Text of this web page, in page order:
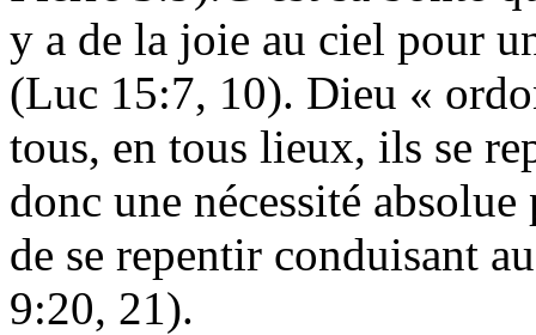
y a de la joie au ciel pour
(Luc 15:7, 10). Dieu «
tous, en tous lieux, ils se
donc une nécessité
de se repentir conduisant
9:20, 21).